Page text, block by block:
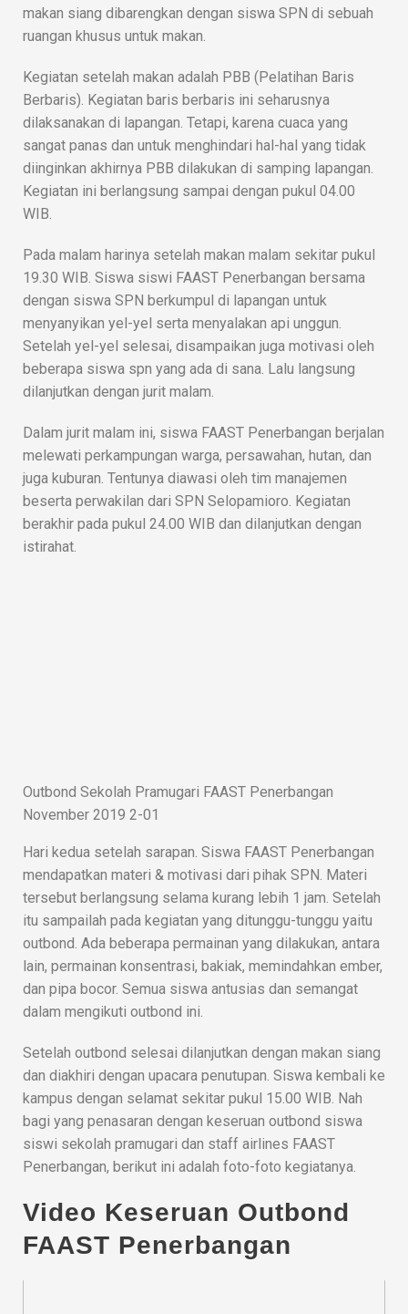
makan siang dibarengkan dengan siswa SPN di sebuah
ruangan khusus untuk makan.
Kegiatan setelah makan adalah PBB (Pelatihan Baris
Berbaris). Kegiatan baris berbaris ini seharusnya
dilaksanakan di lapangan. Tetapi, karena cuaca yang
sangat panas dan untuk menghindari hal-hal yang tidak
diinginkan akhirnya PBB dilakukan di samping lapangan.
Kegiatan ini berlangsung sampai dengan pukul 04.00
WIB.
Pada malam harinya setelah makan malam sekitar pukul
19.30 WIB. Siswa siswi FAAST Penerbangan bersama
dengan siswa SPN berkumpul di lapangan untuk
menyanyikan yel-yel serta menyalakan api unggun.
Setelah yel-yel selesai, disampaikan juga motivasi oleh
beberapa siswa spn yang ada di sana. Lalu langsung
dilanjutkan dengan jurit malam.
Dalam jurit malam ini, siswa FAAST Penerbangan berjalan
melewati perkampungan warga, persawahan, hutan, dan
juga kuburan. Tentunya diawasi oleh tim manajemen
beserta perwakilan dari SPN Selopamioro. Kegiatan
berakhir pada pukul 24.00 WIB dan dilanjutkan dengan
istirahat.
Outbond Sekolah Pramugari FAAST Penerbangan
November 2019 2-01
Hari kedua setelah sarapan. Siswa FAAST Penerbangan
mendapatkan materi & motivasi dari pihak SPN. Materi
tersebut berlangsung selama kurang lebih 1 jam. Setelah
itu sampailah pada kegiatan yang ditunggu-tunggu yaitu
outbond. Ada beberapa permainan yang dilakukan, antara
lain, permainan konsentrasi, bakiak, memindahkan ember,
dan pipa bocor. Semua siswa antusias dan semangat
dalam mengikuti outbond ini.
Setelah outbond selesai dilanjutkan dengan makan siang
dan diakhiri dengan upacara penutupan. Siswa kembali ke
kampus dengan selamat sekitar pukul 15.00 WIB. Nah
bagi yang penasaran dengan keseruan outbond siswa
siswi sekolah pramugari dan staff airlines FAAST
Penerbangan, berikut ini adalah foto-foto kegiatanya.
Video Keseruan Outbond
FAAST Penerbangan